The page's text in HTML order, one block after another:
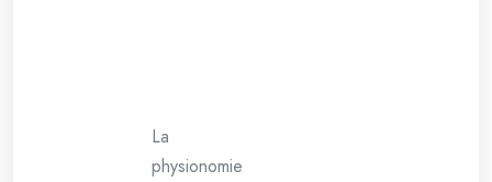
La
physionomie